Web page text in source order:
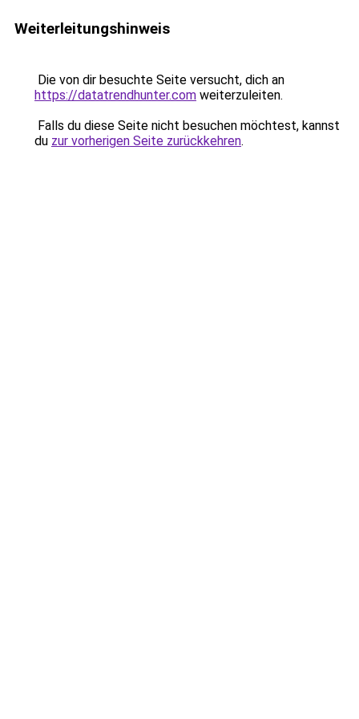
Weiterleitungshinweis
Die von dir besuchte Seite versucht, dich an
https://datatrendhunter.com weiterzuleiten.
Falls du diese Seite nicht besuchen möchtest, kannst
du zur vorherigen Seite zurückkehren.